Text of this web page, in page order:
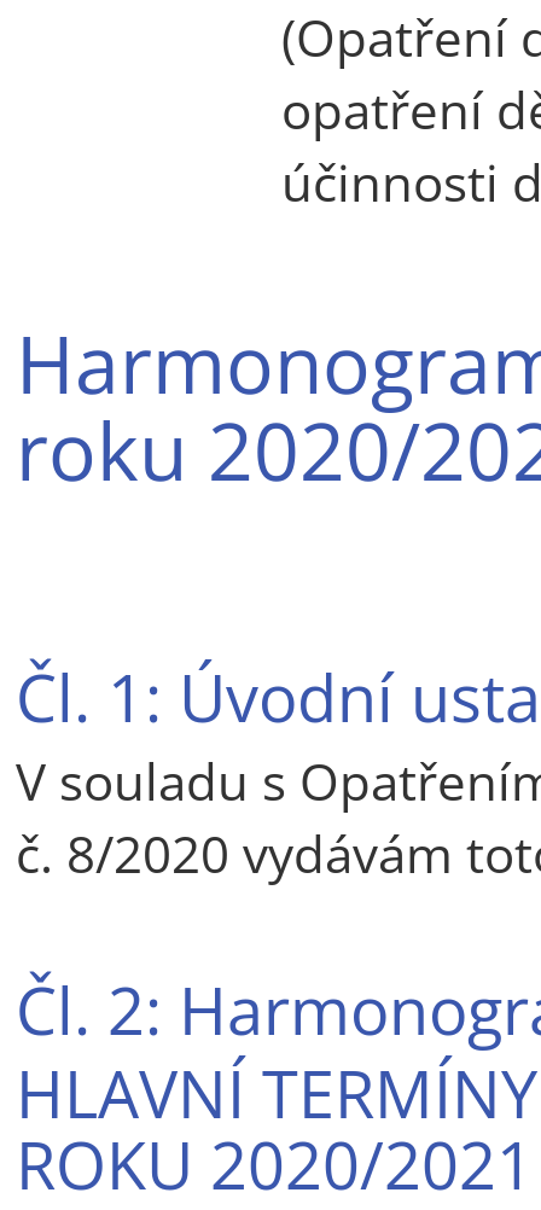
(Opatření
opatření
účinnosti
roku 2020/
Čl. 1: Úvodní
V souladu s
č. 8/2020 vydávám
Čl. 2:
HLAVNÍ
ROKU 2020/2021